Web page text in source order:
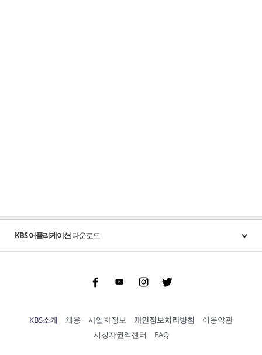
KBS 어플리케이션다운로드
FacebookYoutubeInstgram Twitter
KBS소개 채용 사업자정보 개인정보처리방침
이용약관
시청자권익센터
FAQ